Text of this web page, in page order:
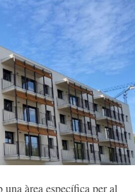
àrea específica per al